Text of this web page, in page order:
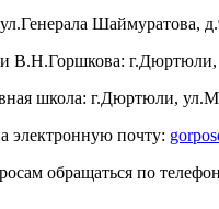
Шаймуратова,
В.Н.Горшкова: г.Дюртюли,
школа: г.Дюртюли,
электронную почту:
обращаться по